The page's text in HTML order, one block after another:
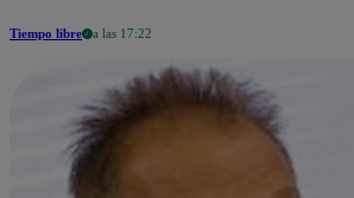
Tiempo libre a las 17:22